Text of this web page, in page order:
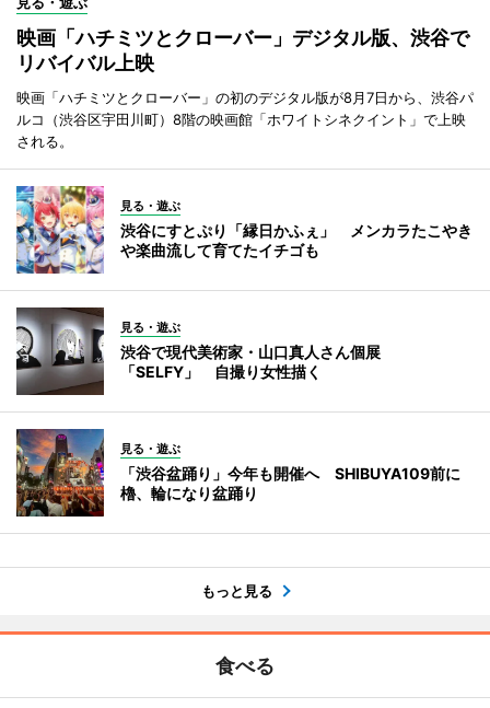
映画「ハチミツとクローバー」デジタル版、渋谷で
リバイバル上映
映画「ハチミツとクローバー」の初のデジタル版が8月7日から、渋谷パ
ルコ（渋谷区宇田川町）8階の映画館「ホワイトシネクイント」で上映
される。
見る・遊ぶ
渋谷にすとぷり「縁日かふぇ」 メンカラたこやき
や楽曲流して育てたイチゴも
見る・遊ぶ
渋谷で現代美術家・山口真人さん個展
「SELFY」 自撮り女性描く
見る・遊ぶ
「渋谷盆踊り」今年も開催へ SHIBUYA109前に
櫓、輪になり盆踊り
もっと見る
食べる